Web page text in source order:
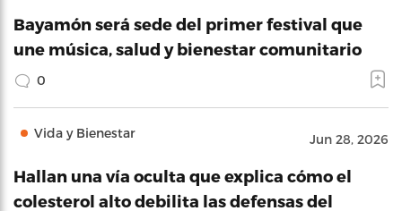
Bayamón será sede del primer festival que
une música, salud y bienestar comunitario
0
Vida y Bienestar Jun 28, 2026
Hallan una vía oculta que explica cómo el
colesterol alto debilita las defensas del